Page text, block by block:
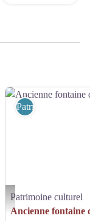
Ancienne fontaine de
Patrimoine culturel
Patrimoine culturel
Ancienne fontaine